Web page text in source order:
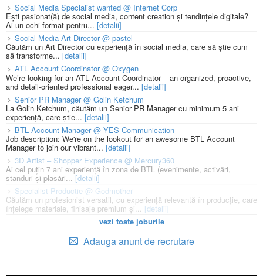
Social Media Specialist wanted @ Internet Corp
Ești pasionat(ă) de social media, content creation și tendințele digitale?
Ai un ochi format pentru... [detalii]
Social Media Art Director @ pastel
Căutăm un Art Director cu experiență în social media, care să știe cum
să transforme... [detalii]
ATL Account Coordinator @ Oxygen
We’re looking for an ATL Account Coordinator – an organized, proactive,
and detail-oriented professional eager... [detalii]
Senior PR Manager @ Golin Ketchum
La Golin Ketchum, căutăm un Senior PR Manager cu minimum 5 ani
experiență, care știe... [detalii]
BTL Account Manager @ YES Communication
Job description: We're on the lookout for an awesome BTL Account
Manager to join our vibrant... [detalii]
3D Artist – Shopper Experience @ Mercury360
Ai cel puțin 7 ani experiență în zona de BTL (evenimente, activări,
standuri și plasări...[detalii]
Specialist Productie @ Godmother
Căutăm un profesionist versatil, cu experiență relevantă în producție, care
înțelege materiale, finisaje premium și... [detalii]
vezi toate joburile
Adauga anunt de recrutare